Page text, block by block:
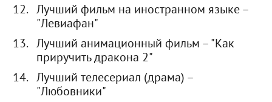
Лучший фильм на иностранном языке –
"Левиафан"
Лучший анимационный фильм – "Как
приручить дракона 2"
Лучший телесериал (драма) –
"Любовники"